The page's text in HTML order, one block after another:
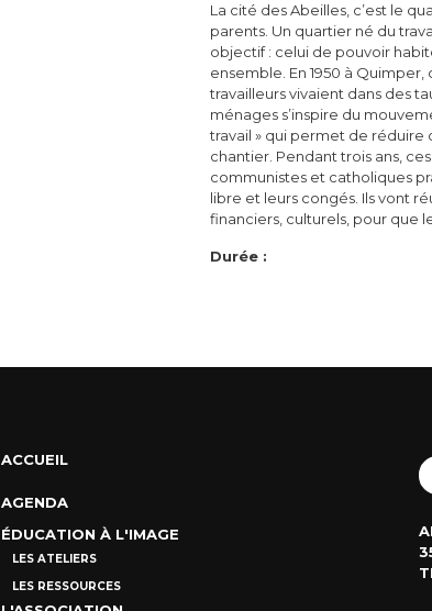
La cité des Abeilles, c’est le
parents. Un quartier né du
objectif : celui de pouvoir
ensemble. En 1950 à
travailleurs vivaient dans des
ménages s’inspire du
travail » qui permet de réduire
chantier. Pendant trois ans,
communistes et catholiques
libre et leurs congés. Ils vont
financiers, culturels, pour que
Durée :
ACCUEIL
AGENDA
ÉDUCATION À L'IMAGE
LES ATELIERS
LES RESSOURCES